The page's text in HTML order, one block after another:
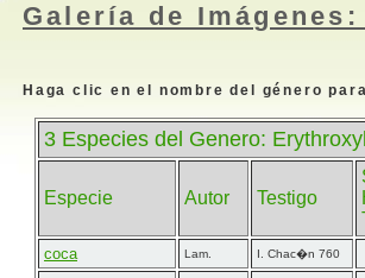
Galería de
Haga clic en el nombre del género
3 Especies del Genero:
Especie Autor Testigo
coca Lam. I. Chac�n 760